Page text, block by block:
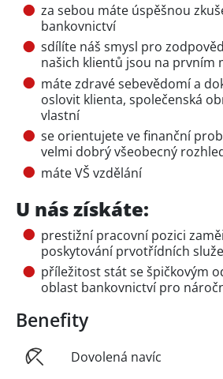
za sebou máte úspěšnou
bankovnictví
sdílíte náš smysl pro
našich klientů jsou na prvním
máte zdravé sebevědomí a
oslovit klienta, společenská
vlastní
se orientujete ve finanční
velmi dobrý všeobecný
máte VŠ vzdělání
U nás získáte:
prestižní pracovní pozici
poskytování prvotřídních
příležitost stát se špičkovým
oblast bankovnictví pro
Benefity
Dovolená navíc